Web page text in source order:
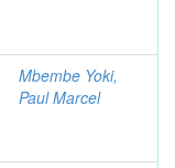
Mbembe Yoki,
Paul Marcel